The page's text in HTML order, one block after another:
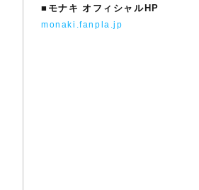
■ モナキ オフィシャルHP
monaki.fanpla.jp